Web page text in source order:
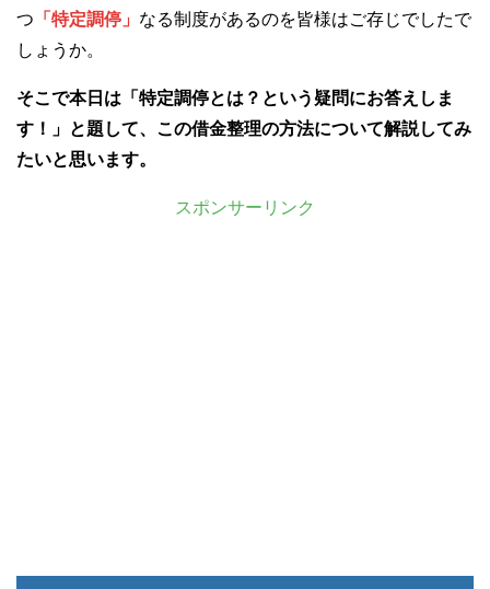
つ 「特定調停」 なる制度があるのを皆様はご存じでしたで
しょうか。
そこで本日は「 特定調停とは ？という疑問にお答えしま
す！」と題して、この借金整理の方法について解説してみ
たいと思います。
スポンサーリンク